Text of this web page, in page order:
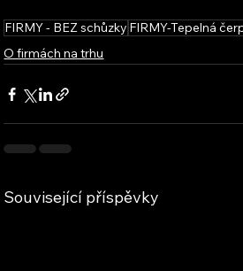
FIRMY - BEZ schůzky FIRMY-Tepelná
O firmách na trhu
Související příspěvky